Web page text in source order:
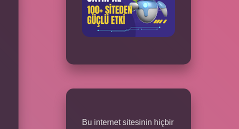
Bu internet sitesinin hiçbir